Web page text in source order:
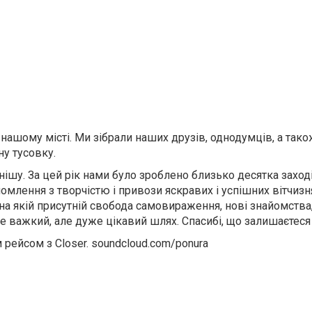
місті. Ми зібрали наших друзів, однодумців, а
тусовку.
За цей рік нами було зроблено близько десятка
з творчістю і привози яскравих і успішних
якій присутній свобода самовираження, нові
але дуже цікавий шлях. Спасибі, що
з Closer. soundcloud.com/ponura